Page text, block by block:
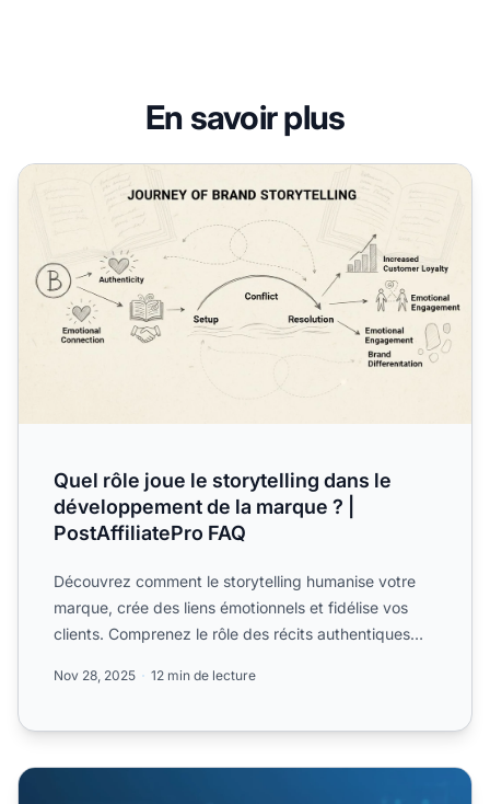
En savoir plus
Quel rôle joue le storytelling dans le développement de la
Quel rôle joue le storytelling dans le
développement de la marque ? |
PostAffiliatePro FAQ
Découvrez comment le storytelling humanise votre
marque, crée des liens émotionnels et fidélise vos
clients. Comprenez le rôle des récits authentiques
Nov 28, 2025 12 min de lecture
Qu'est-ce que le marketing d'affiliation B2B ?